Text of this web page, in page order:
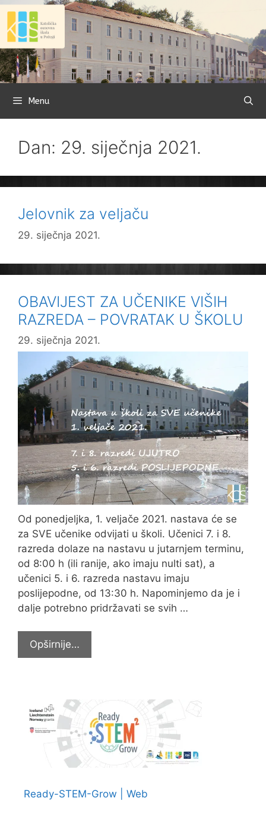
Preskoči
sadržaj
Menu
Dan: 29. siječnja 2021.
Jelovnik za veljaču
29. siječnja 2021.
OBAVIJEST ZA UČENIKE VIŠIH
RAZREDA – POVRATAK U ŠKOLU
29. siječnja 2021.
Od ponedjeljka, 1. veljače 2021. nastava će se
za SVE učenike odvijati u školi. Učenici 7. i 8.
razreda dolaze na nastavu u jutarnjem terminu,
od 8:00 h (ili ranije, ako imaju nulti sat), a
učenici 5. i 6. razreda nastavu imaju
poslijepodne, od 13:30 h. Napominjemo da je i
dalje potrebno pridržavati se svih …
Opširnije…
ZA
RAZREDA
POVRATAK
ŠKOLU
Ready-STEM-Grow | Web